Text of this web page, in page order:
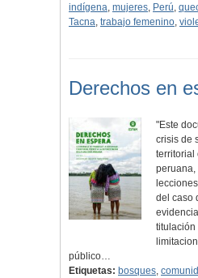
indígena, mujeres, Perú,
Tacna, trabajo femenino,
Derechos en
"Este
crisis de
territorial
peruana,
lecciones
del caso
titulación
público…
Etiquetas: bosques,